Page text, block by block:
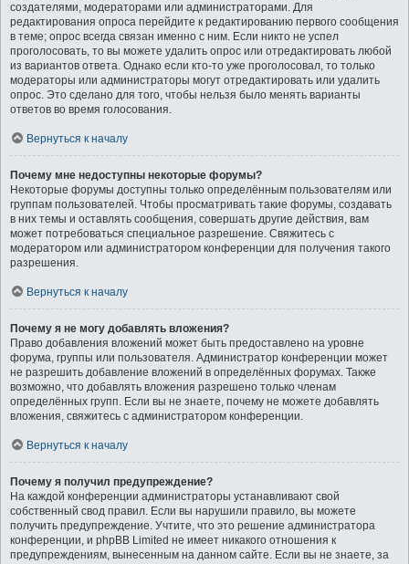
создателями, модераторами или администраторами. Для
редактирования опроса перейдите к редактированию первого сообщения
в теме; опрос всегда связан именно с ним. Если никто не успел
проголосовать, то вы можете удалить опрос или отредактировать любой
из вариантов ответа. Однако если кто-то уже проголосовал, то только
модераторы или администраторы могут отредактировать или удалить
опрос. Это сделано для того, чтобы нельзя было менять варианты
ответов во время голосования.
Вернуться к началу
Почему мне недоступны некоторые форумы?
Некоторые форумы доступны только определённым пользователям или
группам пользователей. Чтобы просматривать такие форумы, создавать
в них темы и оставлять сообщения, совершать другие действия, вам
может потребоваться специальное разрешение. Свяжитесь с
модератором или администратором конференции для получения такого
разрешения.
Вернуться к началу
Почему я не могу добавлять вложения?
Право добавления вложений может быть предоставлено на уровне
форума, группы или пользователя. Администратор конференции может
не разрешить добавление вложений в определённых форумах. Также
возможно, что добавлять вложения разрешено только членам
определённых групп. Если вы не знаете, почему не можете добавлять
вложения, свяжитесь с администратором конференции.
Вернуться к началу
Почему я получил предупреждение?
На каждой конференции администраторы устанавливают свой
собственный свод правил. Если вы нарушили правило, вы можете
получить предупреждение. Учтите, что это решение администратора
конференции, и phpBB Limited не имеет никакого отношения к
предупреждениям, вынесенным на данном сайте. Если вы не знаете, за